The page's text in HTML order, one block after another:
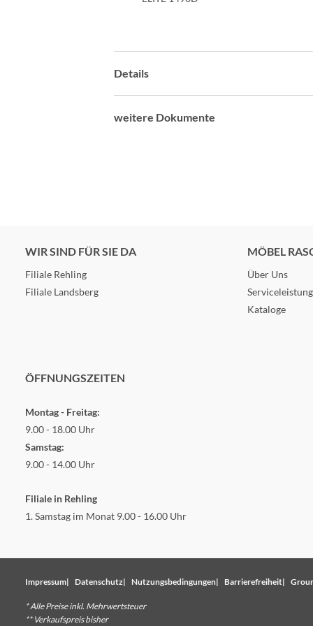
Details
weitere Dokumente
WIR SIND FÜR SIE DA
Filiale Rehling
Filiale Landsberg
MÖBEL
Über Uns
Kataloge
ÖFFNUNGSZEITEN
Montag - Freitag:
9.00 - 18.00 Uhr
Samstag:
9.00 - 14.00 Uhr
Filiale in Rehling
1. Samstag im Monat 9.00 - 16.00 Uhr
Impressum Datenschutz Nutzungsbedingungen Barrierefreiheit
* Alle Preise inkl. Mehrwertsteuer
** Verkaufspreis bisher